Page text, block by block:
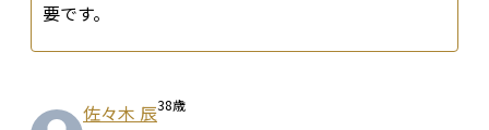
要です。
佐々木 辰38歳